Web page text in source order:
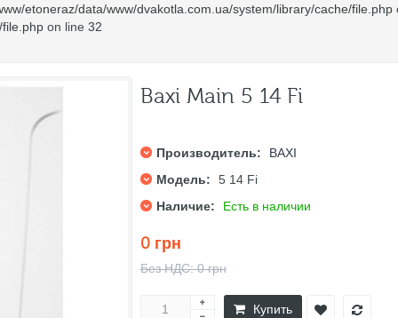
etoneraz/data/www/dvakotla.com.ua/system/library/cache/file.php
on line 32
Baxi Main 5 14 Fi
Производитель:
BAXI
Модель:
5 14 Fi
Наличие:
Есть в наличии
0 грн
Без НДС: 0 грн
Купить